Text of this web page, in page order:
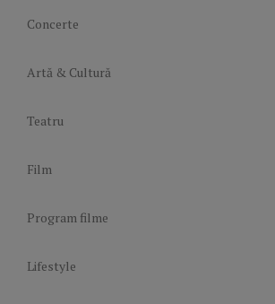
Concerte
Artă & Cultură
Teatru
Film
Program filme
Lifestyle